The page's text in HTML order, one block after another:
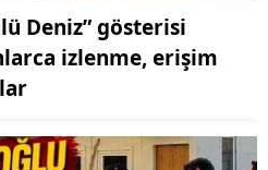
Deniz” gösterisi
izlenme, erişim